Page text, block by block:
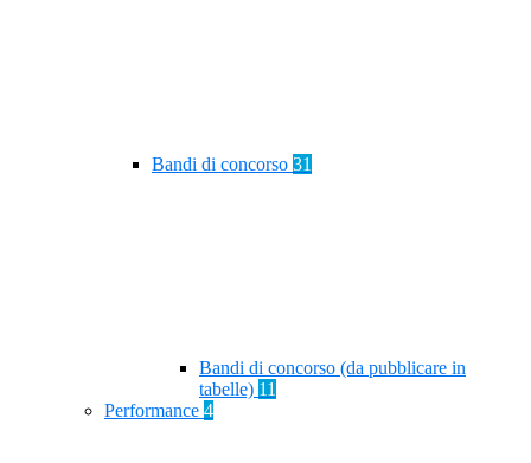
Bandi di concorso 31
Bandi di concorso (da pubblicare in
tabelle) 11
Performance 4